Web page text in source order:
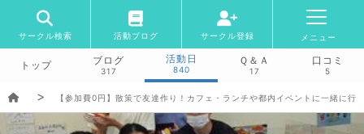
サークル検索 活動ブログ サークル登録 メニュー
トップ ブログ
317
活動日
840
Ｑ＆Ａ
17
口コミ
5
【参加費0円】散策で友達作り！カフェ・ランチや都内イベントに一緒に